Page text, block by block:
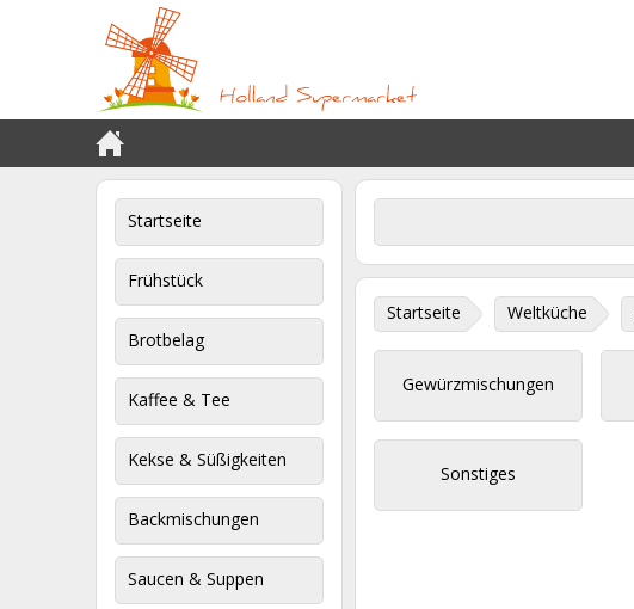
Startseite
Frühstück
Brotbelag
Kaffee & Tee
Kekse & Süßigkeiten
Backmischungen
Saucen & Suppen
Startseite Weltküche
Gewürzmischungen
Sonstiges